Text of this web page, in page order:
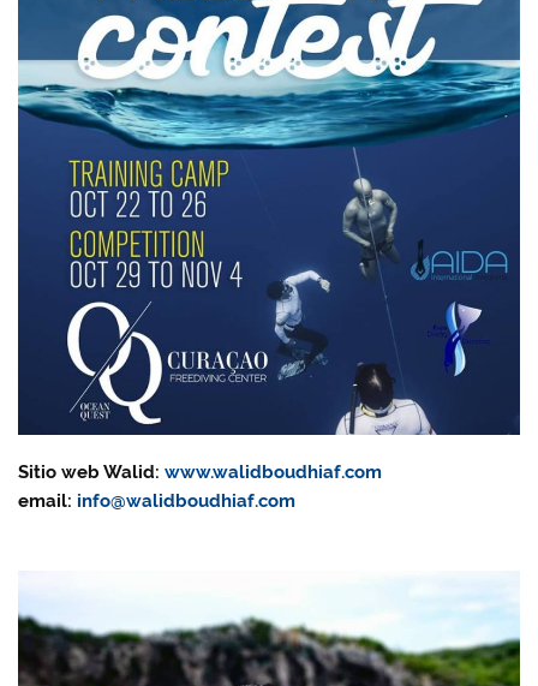
Sitio web Walid:www.walidboudhiaf.com
email: info@walidboudhiaf.com